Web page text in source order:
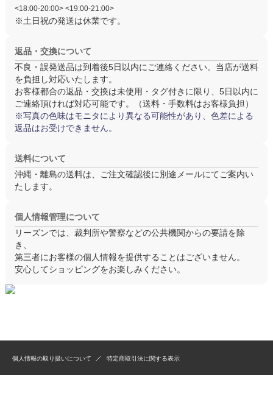
<18:00-20:00> <19:00-21:00>
※土日祝の発送は休業です。
返品・交換について
不良・誤発送品は到着後5日以内にご連絡ください。当店が送料
を負担し対応いたします。
お客様都合の返品・交換は未使用・タグ付き に限り、5日以内に
ご連絡頂ければ対応可能です。（送料・手数料はお客様負担）
※写真の色味はモニタにより異なる可能性があり、色差による
返品はお受けできません。
送料について
沖縄・離島の送料は、ご注文確認後に別途メールにてご案内い
たします。
個人情報管理について
リーズンでは、裁判所や警察などの公共機関からの要請を除
き、
第三者にお客様の個人情報を提供することはございません。
安心してショッピングをお楽しみください。
個人情報の取り扱いについて 特定商取引法に関する表示